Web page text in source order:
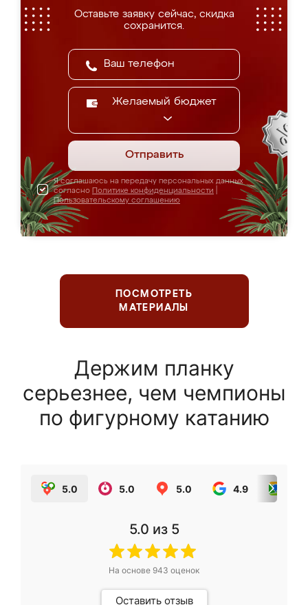
Оставьте заявку сейчас, скидка
сохранится.
Желаемый бюджет
Отправить
Я соглашаюсь на передачу персональных данных
согласно Политике конфиденциальности
Пользовательскому соглашению
ПОСМОТРЕТЬ
МАТЕРИАЛЫ
Держим планку
серьезнее, чем чемпионы
по фигурному катанию
5.0 5.0 5.0 4.9
5.0 из 5
На основе 943 оценок
Оставить отзыв